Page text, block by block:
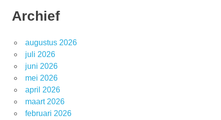
Archief
augustus 2026
juli 2026
juni 2026
mei 2026
april 2026
maart 2026
februari 2026